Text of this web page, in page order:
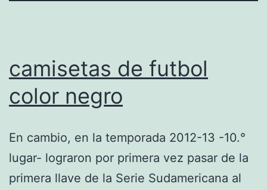
camisetas de futbol
color negro
En cambio, en la temporada 2012-13 -10.°
lugar- lograron por primera vez pasar de la
primera llave de la Serie Sudamericana al